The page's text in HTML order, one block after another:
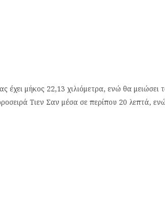
έχει μήκος 22,13 χιλιόμετρα, ενώ θα μειώσει
Τιεν Σαν μέσα σε περίπου 20 λεπτά,